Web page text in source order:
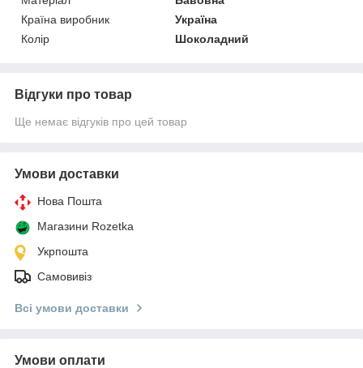
Країна виробник
Україна
Колір
Шоколадний
Відгуки про товар
Ще немає відгуків про цей товар
Умови доставки
Нова Пошта
Магазини Rozetka
Укрпошта
Самовивіз
Всі умови доставки
Умови оплати